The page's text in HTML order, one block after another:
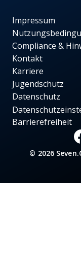
Impressum
Compliance &
Kontakt
Karriere
Jugendschutz
Datenschutz
Barrierefreiheit
© 2026